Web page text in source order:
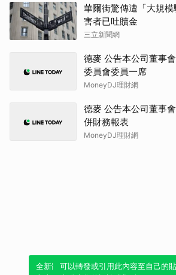
華爾街驚傳遭「大規
害者已吐贖金
三立新聞網
德麥 公告本公司董事
委員會委員一席
MoneyDJ理財網
德麥 公告本公司董事
併財務報表
MoneyDJ理財網
全新體驗！一鍵引用此內容，透過發布貼
可以轉發或引用此內容至自己的貼